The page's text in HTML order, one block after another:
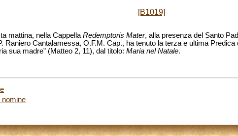
[B1019]
mattina, nella CappellaRedemptoris Mater, alla presenza del Santo
Raniero Cantalamessa, O.F.M. Cap., ha tenuto la terza e ultima Predica
sua madre” (Matteo 2, 11), dal titolo: Maria nel Natale.
nomine